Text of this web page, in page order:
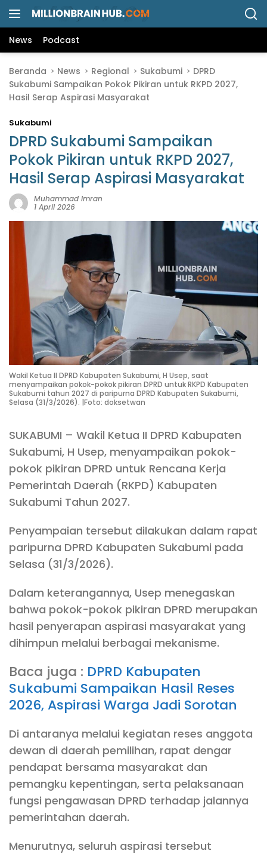
News Podcast
Beranda News Regional Sukabumi
DPRD
Sukabumi Sampaikan Pokok Pikiran untuk RKPD 2027,
Hasil Serap Aspirasi Masyarakat
Sukabumi
DPRD Sukabumi Sampaikan
Pokok Pikiran untuk RKPD 2027,
Hasil Serap Aspirasi Masyarakat
Muhammad Imran
1 April 2026
Wakil Ketua II DPRD Kabupaten Sukabumi, H Usep, saat
menyampaikan pokok-pokok pikiran DPRD untuk RKPD Kabupaten
Sukabumi tahun 2027 di paripurna DPRD Kabupaten Sukabumi,
Selasa (31/3/2026). |Foto: doksetwan
SUKABUMI – Wakil Ketua II DPRD Kabupaten
Sukabumi, H Usep, menyampaikan pokok-
pokok pikiran DPRD untuk Rencana Kerja
Pemerintah Daerah (RKPD) Kabupaten
Sukabumi Tahun 2027.
Penyampaian tersebut dilakukan dalam rapat
paripurna DPRD Kabupaten Sukabumi pada
Selasa (31/3/2026).
Dalam keterangannya, Usep menegaskan
bahwa pokok-pokok pikiran DPRD merupakan
hasil penyerapan aspirasi masyarakat yang
dihimpun melalui berbagai mekanisme.
Baca juga : DPRD Kabupaten
Sukabumi Sampaikan Hasil Reses
2026, Aspirasi Warga Jadi Sorotan
Di antaranya melalui kegiatan reses anggota
dewan di daerah pemilihan, rapat dengar
pendapat bersama masyarakat dan
pemangku kepentingan, serta pelaksanaan
fungsi pengawasan DPRD terhadap jalannya
pemerintahan daerah.
Menurutnya, seluruh aspirasi tersebut